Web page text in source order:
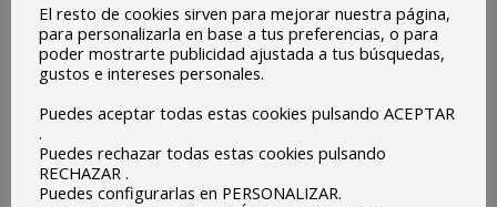
El resto de cookies sirven para mejorar nuestra página,
para personalizarla en base a tus preferencias, o para
poder mostrarte publicidad ajustada a tus búsquedas,
gustos e intereses personales.
Puedes aceptar todas estas cookies pulsando ACEPTAR
.
Puedes rechazar todas estas cookies pulsando
RECHAZAR .
Puedes configurarlas en PERSONALIZAR.